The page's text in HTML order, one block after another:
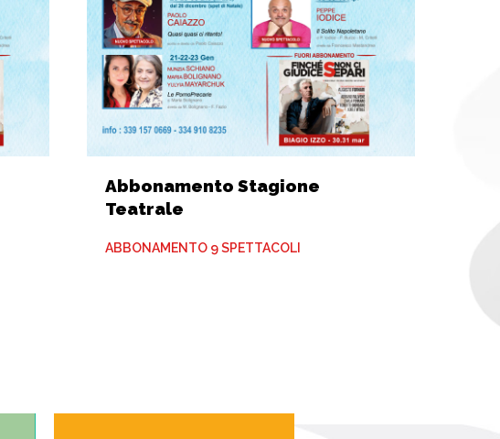
Abbonamento Stagione
Teatrale
ABBONAMENTO 9 SPETTACOLI